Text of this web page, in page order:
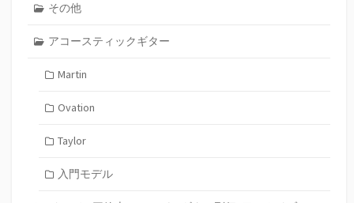
その他
アコースティックギター
Martin
Ovation
Taylor
入門モデル